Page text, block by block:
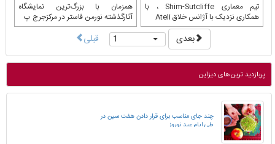
تیم معماری Shim-Sutcliffe ، با
همکاری نزدیک با آژانس خلاق Ateli
همزمان با بزرگ‌ترین نمایشگاه
آثارگذشته نورمن فاستر در مرکزجرج پ
بعدی 1 قبلی
پربازدید ترین‌های دیزاین
چند جای مناسب برای قرار دادن هفت سین در
طی ایام عید نوروز